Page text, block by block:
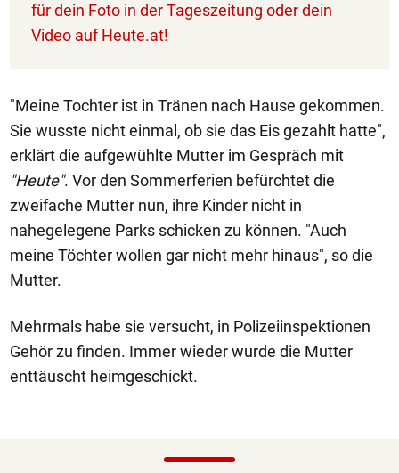
für dein Foto in der Tageszeitung oder dein
Video auf Heute.at!
"Meine Tochter ist in Tränen nach Hause gekommen.
Sie wusste nicht einmal, ob sie das Eis gezahlt hatte",
erklärt die aufgewühlte Mutter im Gespräch mit
"Heute". Vor den Sommerferien befürchtet die
zweifache Mutter nun, ihre Kinder nicht in
nahegelegene Parks schicken zu können. "Auch
meine Töchter wollen gar nicht mehr hinaus", so die
Mutter.
Mehrmals habe sie versucht, in Polizeiinspektionen
Gehör zu finden. Immer wieder wurde die Mutter
enttäuscht heimgeschickt.